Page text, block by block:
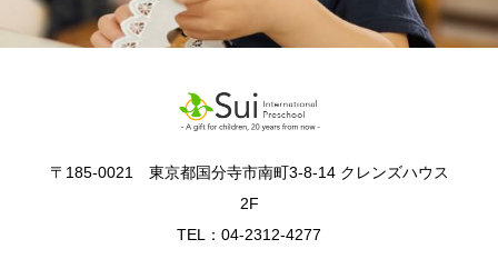
〒185-0021 東京都国分寺市南町3-8-14 クレンズハウス
2F
TEL：04-2312-4277